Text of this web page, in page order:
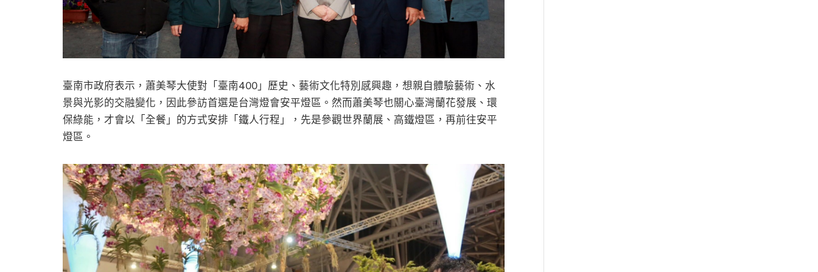
臺南市政府表示，蕭美琴大使對「臺南400」歷史、藝術文化特別感興趣，想親自體驗藝術、水
景與光影的交融變化，因此參訪首選是台灣燈會安平燈區。然而蕭美琴也關心臺灣蘭花發展、環
保綠能，才會以「全餐」的方式安排「鐵人行程」，先是參觀世界蘭展、高鐵燈區，再前往安平
燈區。